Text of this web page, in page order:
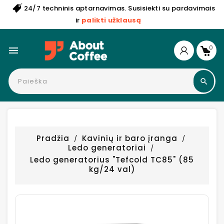
24/7 techninis aptarnavimas. Susisiekti su pardavimais
ir palikti užklausą
 0
Pradžia
Kavinių ir baro įranga
Ledo generatoriai
Ledo generatorius "Tefcold TC85" (85
kg/24 val)